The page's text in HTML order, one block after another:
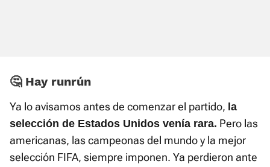
🤔 Hay runrún
Ya lo avisamos antes de comenzar el partido, la
selección de Estados Unidos venía rara. Pero las
americanas, las campeonas del mundo y la mejor
selección FIFA, siempre imponen. Ya perdieron ante